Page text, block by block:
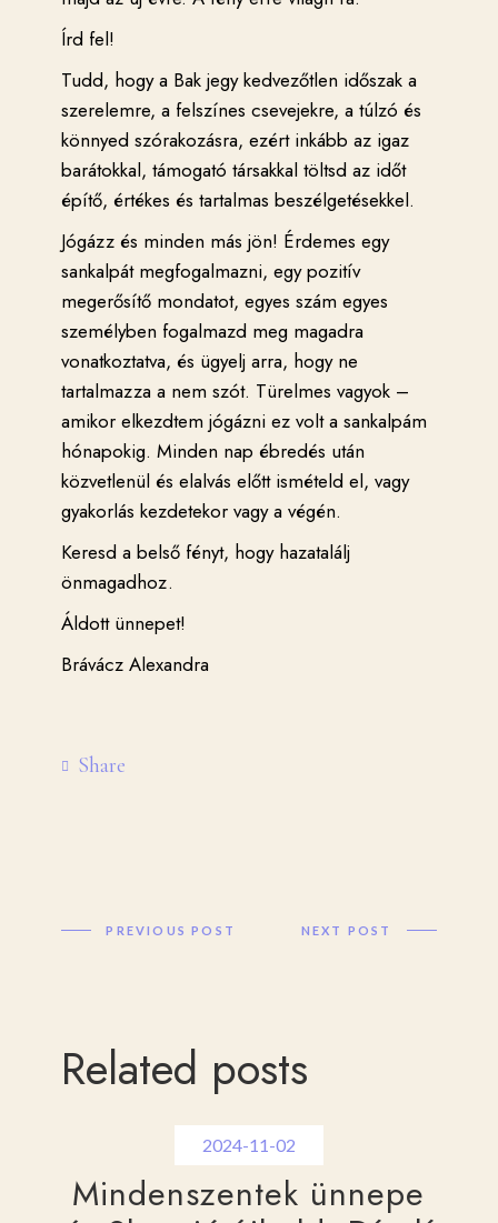
Írd fel!
Tudd, hogy a Bak jegy kedvezőtlen időszak a
szerelemre, a felszínes csevejekre, a túlzó és
könnyed szórakozásra, ezért inkább az igaz
barátokkal, támogató társakkal töltsd az időt
építő, értékes és tartalmas beszélgetésekkel.
Jógázz és minden más jön! Érdemes egy
sankalpát megfogalmazni, egy pozitív
megerősítő mondatot, egyes szám egyes
személyben fogalmazd meg magadra
vonatkoztatva, és ügyelj arra, hogy ne
tartalmazza a nem szót. Türelmes vagyok –
amikor elkezdtem jógázni ez volt a sankalpám
hónapokig. Minden nap ébredés után
közvetlenül és elalvás előtt ismételd el, vagy
gyakorlás kezdetekor vagy a végén.
Keresd a belső fényt, hogy hazatalálj
önmagadhoz.
Áldott ünnepet!
Brávácz Alexandra
Share
PREVIOUS POST NEXT POST
Related posts
2024-11-02
Mindenszentek ünnepe